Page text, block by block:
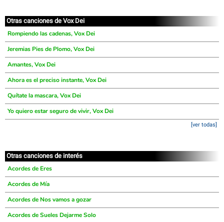
Otras canciones de Vox Dei
Rompiendo las cadenas, Vox Dei
Jeremias Pies de Plomo, Vox Dei
Amantes, Vox Dei
Ahora es el preciso instante, Vox Dei
Quítate la mascara, Vox Dei
Yo quiero estar seguro de vivir, Vox Dei
[ver todas]
Otras canciones de interés
Acordes de Eres
Acordes de Mía
Acordes de Nos vamos a gozar
Acordes de Sueles Dejarme Solo